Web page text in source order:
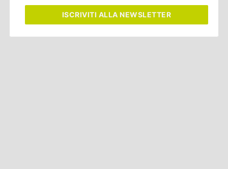
ISCRIVITI ALLA NEWSLETTER